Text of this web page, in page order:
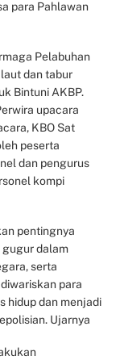
para Pahlawan
Pelabuhan
dan tabur
Bintuni AKBP.
upacara
KBO Sat
peserta
dan pengurus
kompi
pentingnya
gugur dalam
serta
para
hidup dan menjadi
Ujarnya